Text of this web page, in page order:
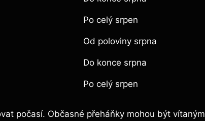
Po celý srpen
Od poloviny srpna
Do ​konce srpna
Po celý ​srpen
počasí.⁢ Občasné ​přeháňky mohou být vítaným